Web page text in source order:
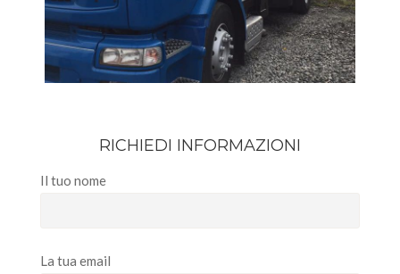
RICHIEDI INFORMAZIONI
Il tuo nome
La tua email